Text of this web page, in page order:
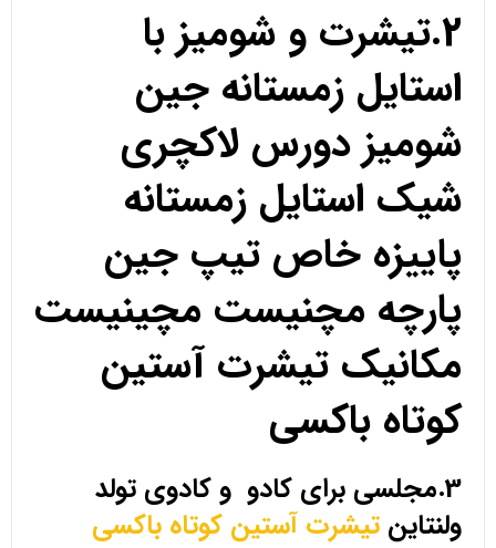
2.تیشرت و شومیز با
استایل زمستانه جین
شومیز دورس لاکچری
شیک استایل زمستانه
پاییزه خاص تیپ جین
پارچه مچنیست مچینیست
مکانیک تیشرت آستین
کوتاه باکسی
3.مجلسی برای کادو و کادوی تولد
ولنتاین تیشرت آستین کوتاه باکسی